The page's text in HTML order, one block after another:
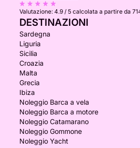
Valutazione: 4.9 / 5 calcolata a partire da
DESTINAZIONI
Sardegna
Liguria
Sicilia
Croazia
Malta
Grecia
Ibiza
Noleggio Barca a vela
Noleggio Barca a motore
Noleggio Catamarano
Noleggio Gommone
Noleggio Yacht